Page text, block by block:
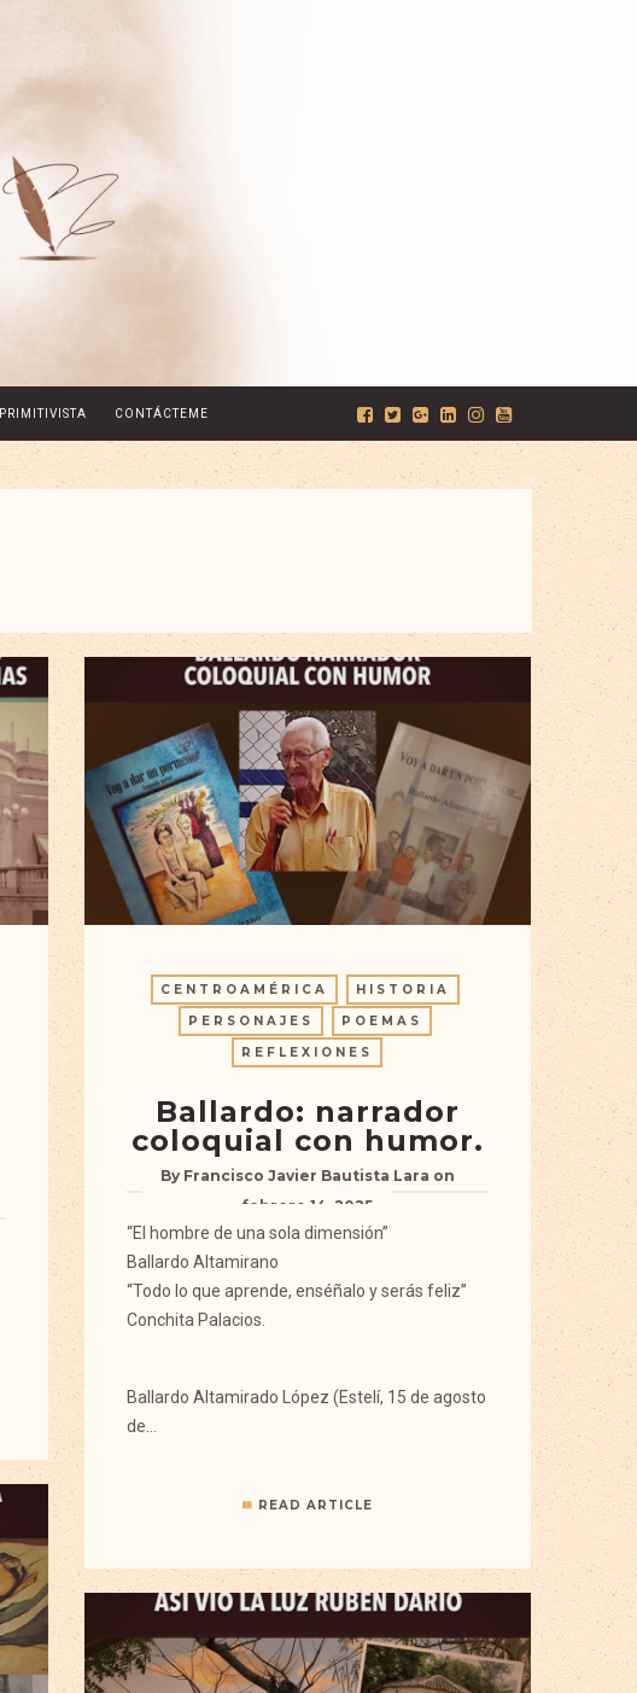
PRIMITIVISTA CONTÁCTEME
CENTROAMÉRICA
HISTORIA
PERSONAJES
POEMAS
REFLEXIONES
Ballardo: narrador
coloquial con humor.
By Francisco Javier Bautista Lara on
febrero 14, 2025
“El hombre de una sola dimensión”
Ballardo Altamirano
“Todo lo que aprende, enséñalo y serás feliz”
Conchita Palacios.
Ballardo Altamirado López (Estelí, 15 de agosto
de…
READ ARTICLE